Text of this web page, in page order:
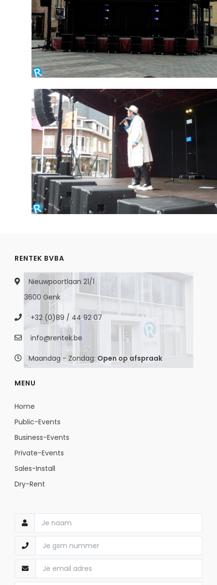
RENTEK BVBA
Nieuwpoortlaan 21/1
3600 Genk
+32 (0)89 / 44 92 07
info@rentek.be
Maandag - Zondag: Open op afspraak
MENU
Home
Public-Events
Business-Events
Private-Events
Sales-Install
Dry-Rent